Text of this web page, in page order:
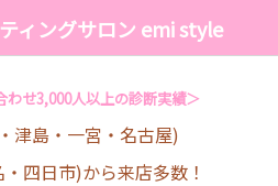
ィングサロン emi style
わせ3,000人以上の診断実績＞
津島・一宮・名古屋)
四日市)から来店多数！